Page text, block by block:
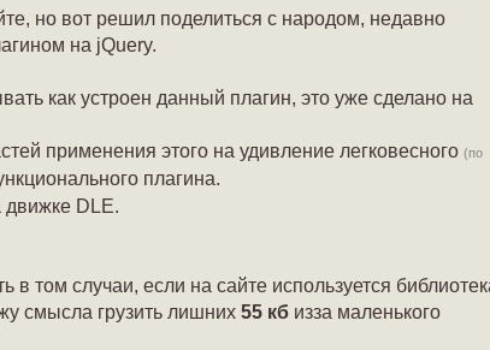
но вот решил поделиться с народом, недавно
на jQuery.
как устроен данный плагин, это уже сделано на
применения этого на удивление легковесного (по
плагина.
движке DLE.
том случаи, если на сайте используется
смысла грузить лишних 55 кб изза маленького